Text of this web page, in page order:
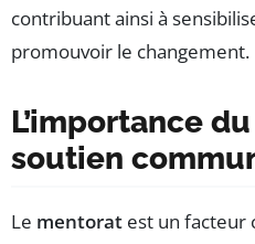
contribuant ainsi à
promouvoir le changement.
L’importance
soutien
Le mentorat est un facteur